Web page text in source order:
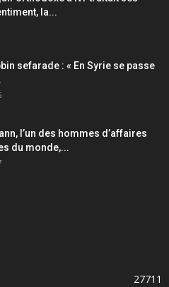
la...
sefarade : « En Syrie se passe
l’un des hommes d’affaires
du monde,...
27711